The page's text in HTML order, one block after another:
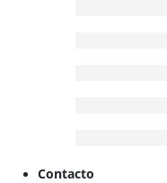
Contacto